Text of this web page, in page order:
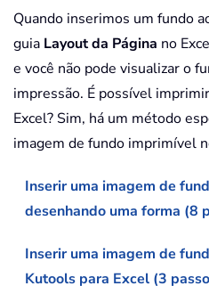
Quando inserimos um fundo
guia Layout da Página no
e você não pode visualizar o
impressão. É possível
Excel? Sim, há um método
imagem de fundo imprimível
Inserir uma imagem de
desenhando uma forma (8
Inserir uma imagem de
Kutools para Excel (3